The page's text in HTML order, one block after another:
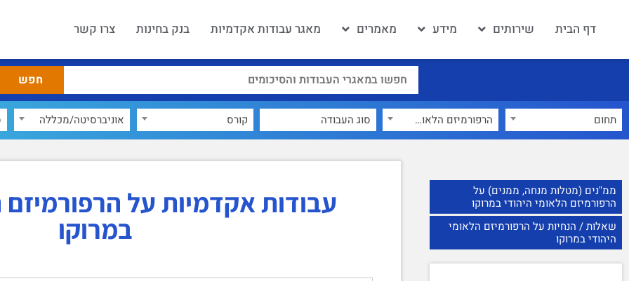
דף הבית שירותים מידע מאמרים מאגר עבודות אקדמיות בנק בחינות צרו קשר
תחום הרפורמיזם הלאומי היהודי במרוקו קורס אוניברסיטה/מכללה
ממ"נים (מטלות מנחה, ממנים) על
הרפורמיזם הלאומי היהודי במרוקו
שאלות / הנחיות על הרפורמיזם הלאומי
היהודי במרוקו
עבודות אקדמיות על הרפורמיזם
במרוקו